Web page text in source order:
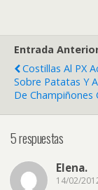
Entrada
Costillas Al PX
Sobre Patatas Y
De Champiñones
5 respuestas
Elena.
14/02/